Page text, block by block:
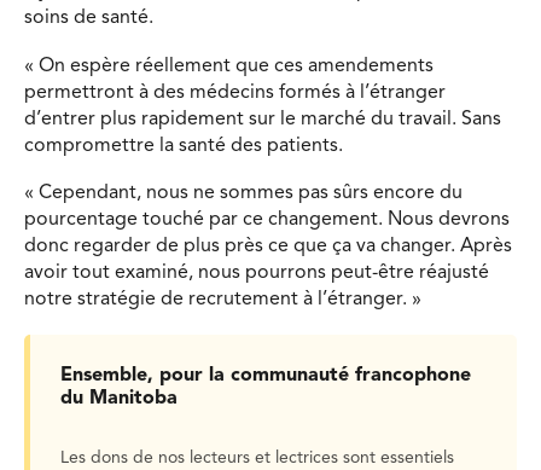
soins de santé.
« On espère réellement que ces amendements
permettront à des médecins formés à l’étranger
d’entrer plus rapidement sur le marché du travail. Sans
compromettre la santé des patients.
« Cependant, nous ne sommes pas sûrs encore du
pourcentage touché par ce changement. Nous devrons
donc regarder de plus près ce que ça va changer. Après
avoir tout examiné, nous pourrons peut-être réajusté
notre stratégie de recrutement à l’étranger. »
Ensemble, pour la communauté francophone
du Manitoba
Les dons de nos lecteurs et lectrices sont essentiels